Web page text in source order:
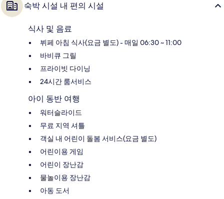
숙박 시설 내 편의 시설
식사 및 음료
뷔페 아침 식사(요금 별도) - 매일 06:30 ~ 11:00
바비큐 그릴
프라이빗 다이닝
24시간 룸서비스
아이 동반 여행
워터슬라이드
무료 지역 셔틀
객실 내 어린이 돌봄 서비스(요금 별도)
어린이용 게임
어린이 장난감
물놀이용 장난감
아동 도서